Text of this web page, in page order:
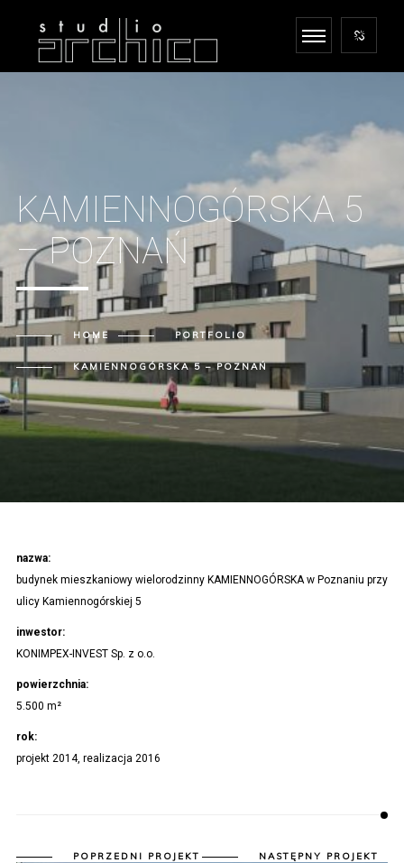
KAMIENNOGÓRSKA 5
– POZNAŃ
HOME PORTFOLIO
KAMIENNOGÓRSKA 5 – POZNAŃ
nazwa:
budynek mieszkaniowy wielorodzinny KAMIENNOGÓRSKA w Poznaniu przy
ulicy Kamiennogórskiej 5
inwestor:
KONIMPEX-INVEST Sp. z o.o.
powierzchnia:
5.500 m²
rok:
projekt 2014, realizacja 2016
POPRZEDNI PROJEKT NASTĘPNY PROJEKT